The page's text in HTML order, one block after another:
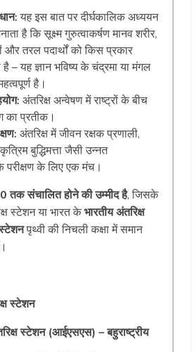
यह इस बात पर दीर्घकालिक अध्ययन
है कि सूक्ष्म गुरुत्वाकर्षण मानव शरीर,
और तरल पदार्थों को किस प्रकार
है – यह ज्ञान भविष्य के चंद्रमा या मंगल
है।
अंतरिक्ष अन्वेषण में राष्ट्रों के बीच
का प्रतीक।
अंतरिक्ष में जीवन रक्षक प्रणाली,
बुद्धिमत्ता जैसी उन्नत
के परीक्षण के लिए एक मंच।
तक संचालित होने की उम्मीद है, जिसके
स्टेशन या भारत केभारतीय अंतरिक्ष
स्टेशनपृथ्वी की निचली कक्षा में समान
स्टेशन
स्टेशन (आईएसएस) – बहुराष्ट्रीय